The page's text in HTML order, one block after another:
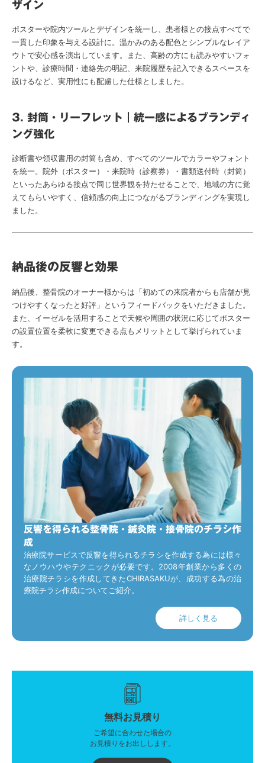
ザイン
ポスターや院内ツールとデザインを統一し、患者様との接点すべてで
一貫した印象を与える設計に。温かみのある配色とシンプルなレイア
ウトで安心感を演出しています。また、高齢の方にも読みやすいフォ
ントや、診療時間・連絡先の明記、来院履歴を記入できるスペースを
設けるなど、実用性にも配慮した仕様としました。
3. 封筒・リーフレット｜統一感によるブランディ
ング強化
診断書や領収書用の封筒も含め、すべてのツールでカラーやフォント
を統一。院外（ポスター）・来院時（診察券）・書類送付時（封筒）
といったあらゆる接点で同じ世界観を持たせることで、地域の方に覚
えてもらいやすく、信頼感の向上につながるブランディングを実現し
ました。
納品後の反響と効果
納品後、整骨院のオーナー様からは「初めての来院者からも店舗が見
つけやすくなったと好評」というフィードバックをいただきました。
また、イーゼルを活用することで天候や周囲の状況に応じてポスター
の設置位置を柔軟に変更できる点もメリットとして挙げられていま
す。
反響を得られる整骨院・鍼灸院・接骨院のチラシ作
成
治療院サービスで反響を得られるチラシを作成する為には様々
なノウハウやテクニックが必要です。2008年創業から多くの
治療院チラシを作成してきたCHIRASAKUが、成功する為の治
療院チラシ作成についてご紹介。
詳しく見る
無料お見積り
ご希望に合わせた場合の
お見積りをお出しします。